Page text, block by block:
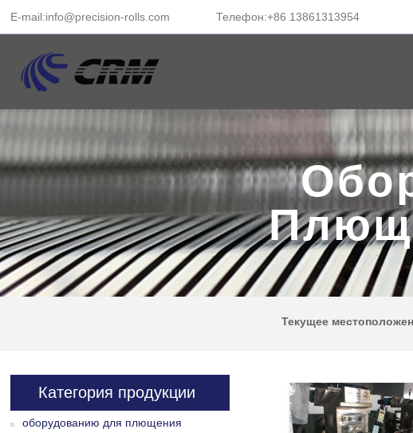
E-mail:info@precision-rolls.com Телефон:+86 13861313954
Текущее
Категория продукции
оборудованию для плющения